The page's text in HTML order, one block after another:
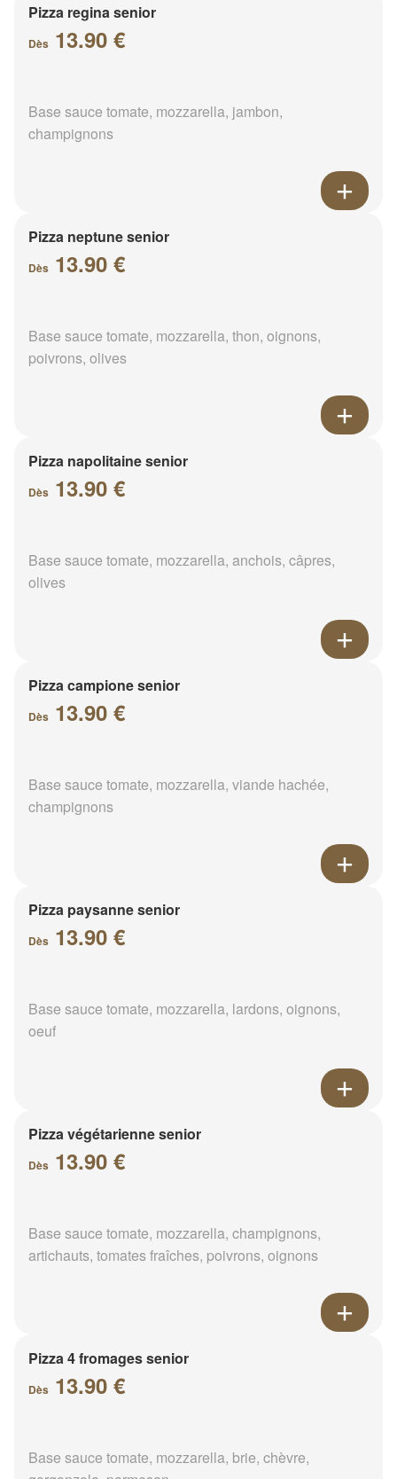
Pizza regina senior
Dès 13.90 €
Base sauce tomate, mozzarella, jambon,
champignons
Pizza neptune senior
Dès 13.90 €
Base sauce tomate, mozzarella, thon, oignons,
poivrons, olives
Pizza napolitaine senior
Dès 13.90 €
Base sauce tomate, mozzarella, anchois, câpres,
olives
Pizza campione senior
Dès 13.90 €
Base sauce tomate, mozzarella, viande hachée,
champignons
Pizza paysanne senior
Dès 13.90 €
Base sauce tomate, mozzarella, lardons, oignons,
oeuf
Pizza végétarienne senior
Dès 13.90 €
Base sauce tomate, mozzarella, champignons,
artichauts, tomates fraîches, poivrons, oignons
Pizza 4 fromages senior
Dès 13.90 €
Base sauce tomate, mozzarella, brie, chèvre,